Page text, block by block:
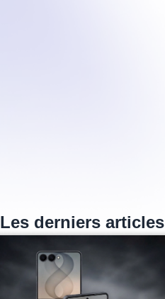
Les derniers articles